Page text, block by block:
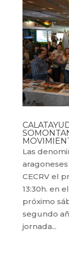
Las
CECRV el
13:30h. en
próximo
segundo
jornada...